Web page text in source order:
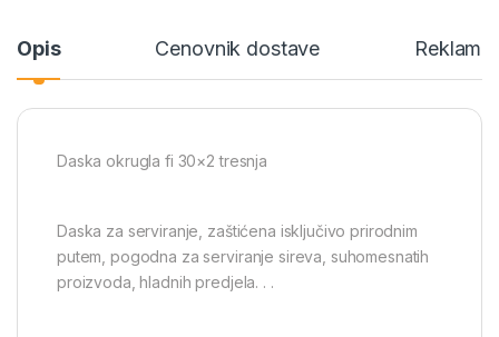
Opis Cenovnik dostave
Daska okrugla fi 30×2 tresnja
Daska za serviranje, zaštićena isključivo prirodnim
putem, pogodna za serviranje sireva, suhomesnatih
proizvoda, hladnih predjela. . .